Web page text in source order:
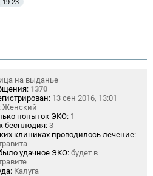
19:23
на выданье
1370
13 сен 2016, 13:01
Женский
попыток ЭКО: 1
бесплодия: 3
клиниках проводилось лечение:
удачное ЭКО: будет в
Калуга